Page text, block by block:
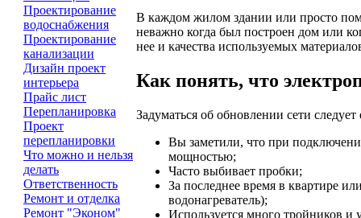
Проектирование
водоснабжения
Проектирование
канализации
Дизайн проект
интерьера
Прайс лист
Перепланировка
Проект
перепланировки
Что можно и нельзя
делать
Ответственность
Ремонт и отделка
Ремонт "Эконом"
В каждом жилом здании или просто
неважно когда был построен дом или
нее и качества используемых
Как понять, что
Задуматься об обновлении сети следует
Вы заметили, что при
мощностью;
Часто выбивает пробки;
За последнее время в квартире
водонагреватель);
Используется много тройников и